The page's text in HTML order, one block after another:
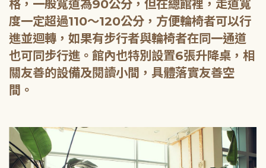
格，一般寬道為90公分，但在總館裡，走道寬
度一定超過110～120公分，方便輪椅者可以行
進並迴轉，如果有步行者與輪椅者在同一通道
也可同步行進。館內也特別設置6張升降桌，相
關友善的設備及閱讀小間，具體落實友善空
間。